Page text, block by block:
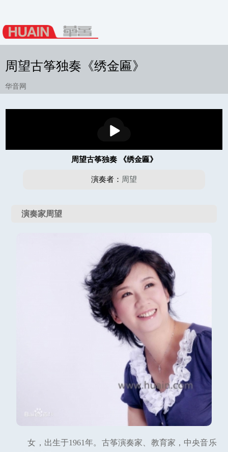
周望古筝独奏《绣金匾》
华音网
放
周望古筝独奏 《绣金匾》
演奏者： 周望
演奏家周望
女，出生于1961年。古筝演奏家、教育家，中央音乐